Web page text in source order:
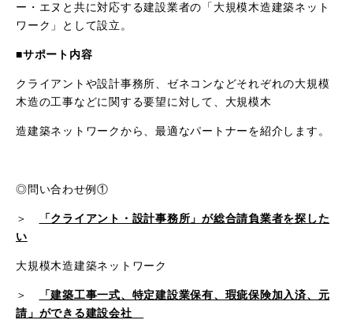
ー・エヌと共に対応する建設業者の「大規模木造建築ネット
ワーク」として設立。
■サポート内容
クライアントや設計事務所、ゼネコンなどそれぞれの大規模
木造の工事などに関する要望に対して、大規模木
造建築ネットワークから、最適なパートナーを紹介します。
◎問い合わせ例①
＞
「クライアント・設計事務所」が総合請負業者を探した
い
大規模木造建築ネットワーク
＞
「建築工事一式、特定建設業保有、瑕疵保険加入済、元
請」ができる建設会社